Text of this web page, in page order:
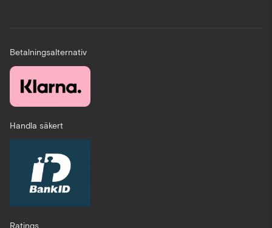
Betalningsalternativ
Handla säkert
Ratings